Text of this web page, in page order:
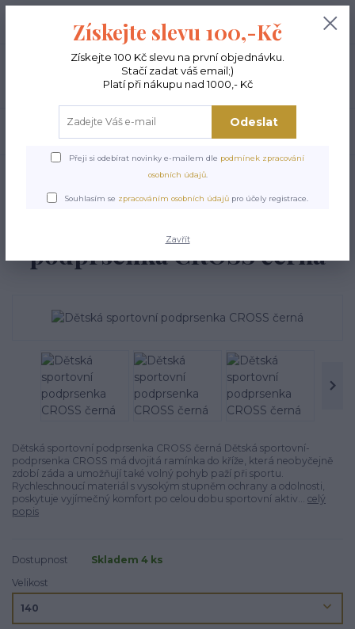
Po - Pá 9-15:00 0,00 Kč
DĚTSKÉ TANEČNÍ OBLEČENÍ
Dětská sportovní podprsenka CROSS
podprsenka CROSS černá
Dětská sportovní podprsenka CROSS černá Dětská sportovní­
podprsenka CROSS má dvojitá ramí­nka do kříže, která neobyčejně
zdobí záda a umožňují také volný pohyb paží při sportu.
Rychleschnoucí­ materiál s vysokým stupněm ochrany a odolnosti,
poskytuje vyjímečný komfort po celou dobu sportovní­ aktiv... celý
popis
Dostupnost
Skladem 4 ks
Velikost
Získejte slevu 100,-Kč
Získejte 100 Kč slevu na první objednávku.
Stačí zadat váš email;)
Platí při nákupu nad 1000,- Kč
Odeslat
Přeji si odebírat novinky e-mailem dle podmínek zpracování
osobních údajů.
Souhlasím se zpracováním osobních údajů pro účely registrace.
Zavřít